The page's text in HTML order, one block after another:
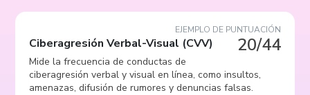
EJEMPLO DE PUNTUACIÓN
20/44
Ciberagresión Verbal-Visual (CVV)
Mide la frecuencia de conductas de
ciberagresión verbal y visual en línea, como insultos,
amenazas, difusión de rumores y denuncias falsas.